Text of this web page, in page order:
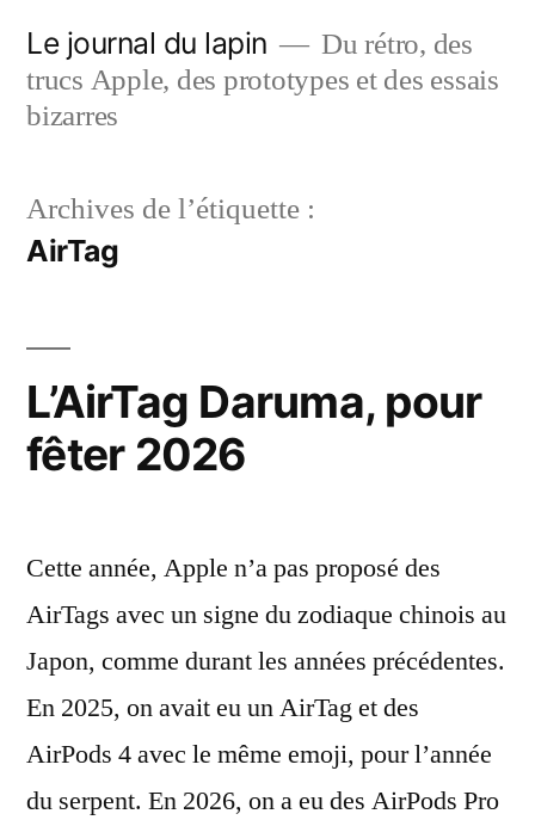
contenu
Le journal du lapin
Du rétro, des
trucs Apple, des prototypes et des essais
bizarres
Archives de l’étiquette :
AirTag
L’AirTag Daruma, pour
fêter 2026
Cette année, Apple n’a pas proposé des
AirTags avec un signe du zodiaque chinois au
Japon, comme durant les années précédentes.
En 2025, on avait eu un AirTag et des
AirPods 4 avec le même emoji, pour l’année
du serpent. En 2026, on a eu des AirPods Pro